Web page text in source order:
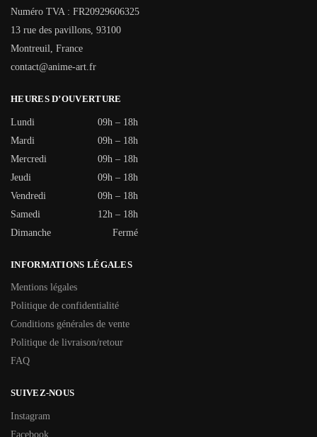
Numéro TVA : FR20929606325
13 rue des pavillons, 93100
Montreuil, France
contact@anime-art.fr
HEURES D’OUVERTURE
Lundi
09h – 18h
Mardi
09h – 18h
Mercredi
09h – 18h
Jeudi
09h – 18h
Vendredi
09h – 18h
Samedi
12h – 18h
Dimanche
Fermé
INFORMATIONS LÉGALES
Mentions légales
Politique de confidentialité
Conditions générales de vente
Politique de livraison/retour
FAQ
SUIVEZ-NOUS
Instagram
Facebook